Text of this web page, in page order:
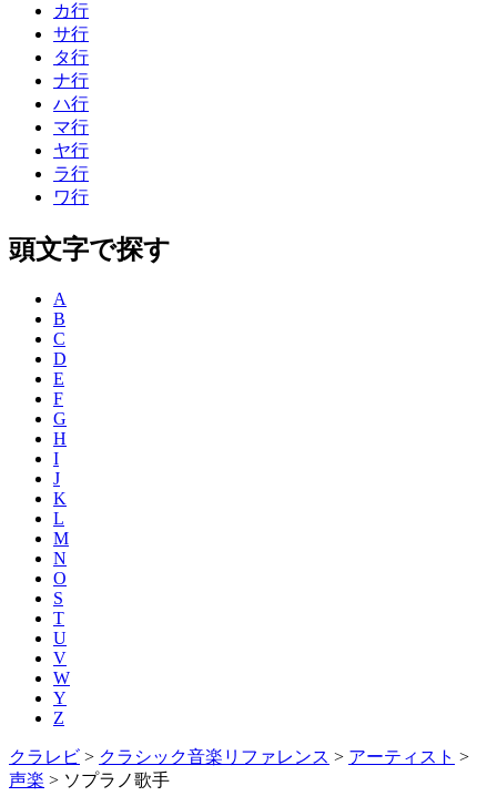
カ行
サ行
タ行
ナ行
ハ行
マ行
ヤ行
ラ行
ワ行
頭文字で探す
A
B
C
D
E
F
G
H
I
J
K
L
M
N
O
S
T
U
V
W
Y
Z
クラレビ > クラシック音楽リファレンス > アーティスト >
声楽 > ソプラノ歌手